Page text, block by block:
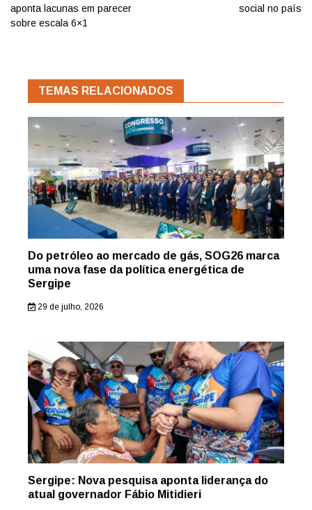
aponta lacunas em parecer
sobre escala 6×1
social no país
TEMAS RELACIONADOS
Do petróleo ao mercado de gás, SOG26 marca
uma nova fase da política energética de
Sergipe
29 de julho, 2026
Sergipe: Nova pesquisa aponta liderança do
atual governador Fábio Mitidieri